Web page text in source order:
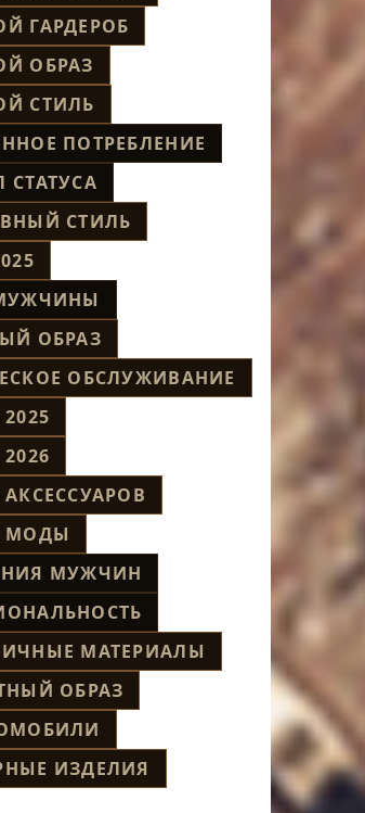
ГАРДЕРОБ
ОБРАЗ
СТИЛЬ
ПОТРЕБЛЕНИЕ
СТИЛЬ
ОБРАЗ
ОБСЛУЖИВАНИЕ
МОДЫ
МУЖЧИН
МАТЕРИАЛЫ
ОБРАЗ
ИЗДЕЛИЯ